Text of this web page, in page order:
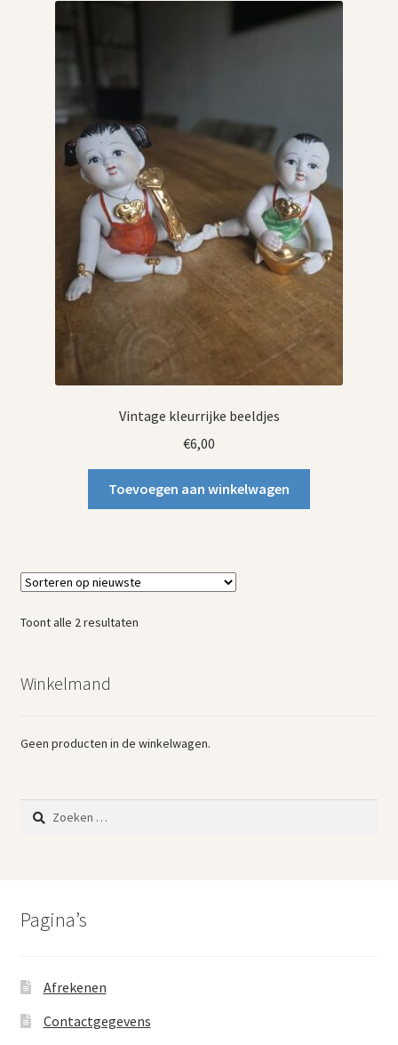
Vintage kleurrijke beeldjes
€6,00
Toevoegen aan winkelwagen
Toont alle 2 resultatenGesorteerd
Winkelmand
Geen producten in de winkelwagen.
Zoeken
naar:
Pagina’s
Afrekenen
Contactgegevens